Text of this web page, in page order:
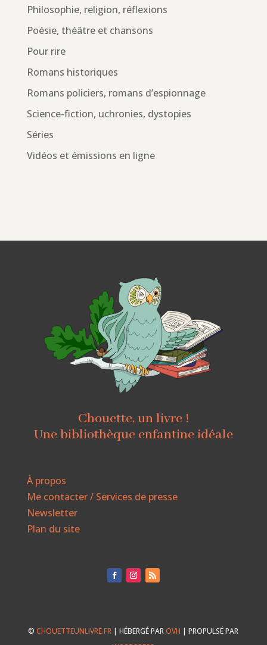
Philosophie, religion, réflexions
Poésie, théâtre et chansons
Pour rire
Romans historiques
Romans policiers, romans d’espionnage
Science-fiction, uchronies, dystopies
Séries
Vidéos et émissions en ligne
Chouette, un livre !
Une bibliothèque enfantine idéale
À propos
Me contacter / Services de presse
Newsletter
Plan du site
©CHOUETTEUNLIVRE.FR | HÉBERGÉ PAROVH | PROPULSÉ PAR